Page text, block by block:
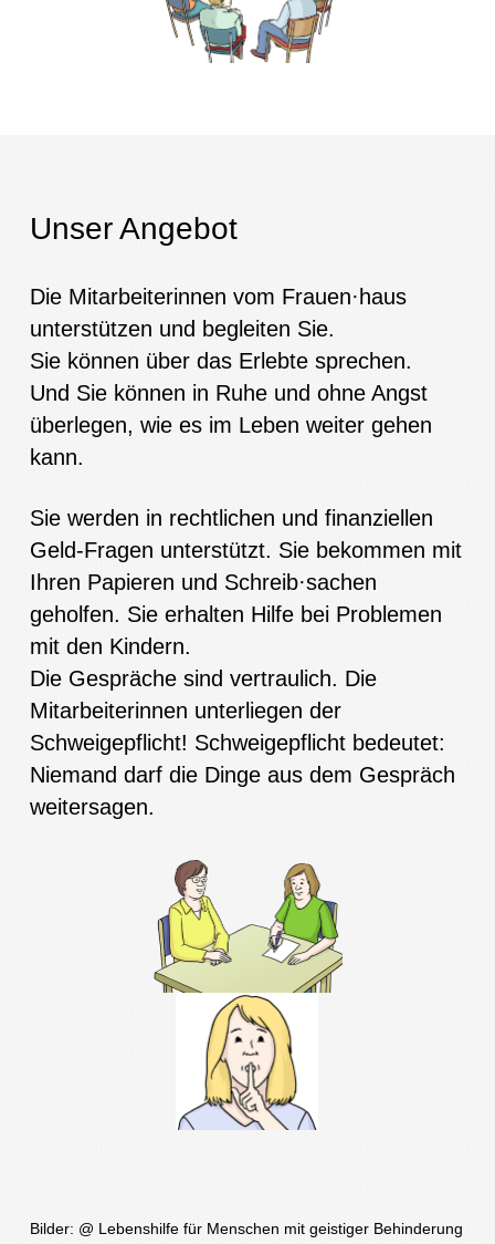
Unser Angebot
Die Mitarbeiterinnen vom Frauen·haus
unterstützen und begleiten Sie.
Sie können über das Erlebte sprechen.
Und Sie können in Ruhe und ohne Angst
überlegen, wie es im Leben weiter gehen
kann.
Sie werden in rechtlichen und finanziellen
Geld-Fragen unterstützt. Sie bekommen mit
Ihren Papieren und Schreib·sachen
geholfen. Sie erhalten Hilfe bei Problemen
mit den Kindern.
Die Gespräche sind vertraulich. Die
Mitarbeiterinnen unterliegen der
Schweigepflicht! Schweigepflicht bedeutet:
Niemand darf die Dinge aus dem Gespräch
weitersagen.
Bilder: @ Lebenshilfe für Menschen mit geistiger Behinderung